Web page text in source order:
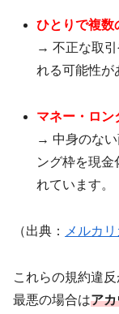
ひとりで複数
→ 不正な取引
れる可能性が
マネー・ロン
→ 中身のな
ング枠を現金
れています。
（出典： メルカ
これらの規約違
最悪の場合はア